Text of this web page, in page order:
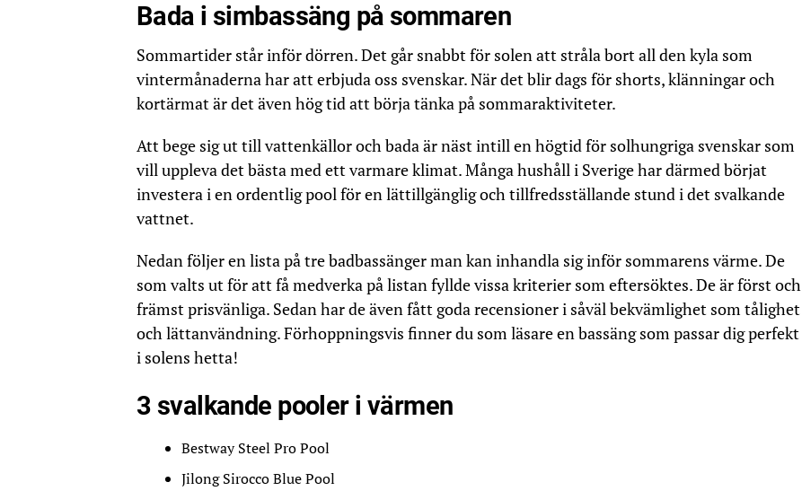
Bada i simbassäng på sommaren
Sommartider står inför dörren. Det går snabbt för solen att stråla bort all den kyla som
vintermånaderna har att erbjuda oss svenskar. När det blir dags för shorts, klänningar och
kortärmat är det även hög tid att börja tänka på sommaraktiviteter.
Att bege sig ut till vattenkällor och bada är näst intill en högtid för solhungriga svenskar som
vill uppleva det bästa med ett varmare klimat. Många hushåll i Sverige har därmed börjat
investera i en ordentlig pool för en lättillgänglig och tillfredsställande stund i det svalkande
vattnet.
Nedan följer en lista på tre badbassänger man kan inhandla sig inför sommarens värme. De
som valts ut för att få medverka på listan fyllde vissa kriterier som eftersöktes. De är först och
främst prisvänliga. Sedan har de även fått goda recensioner i såväl bekvämlighet som tålighet
och lättanvändning. Förhoppningsvis finner du som läsare en bassäng som passar dig perfekt
i solens hetta!
3 svalkande pooler i värmen
Bestway Steel Pro Pool
Jilong Sirocco Blue Pool